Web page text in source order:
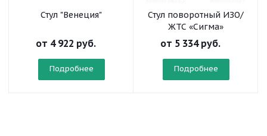
Стул "Венеция"
от 4 922 руб.
Подробнее
Стул поворотный ИЗО/
ЖТС «Сигма»
от 5 334 руб.
Подробнее